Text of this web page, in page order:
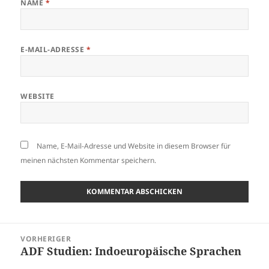
NAME *
E-MAIL-ADRESSE *
WEBSITE
Name, E-Mail-Adresse und Website in diesem Browser für
meinen nächsten Kommentar speichern.
VORHERIGER
Vorheriger
ADF Studien: Indoeuropäische Sprachen